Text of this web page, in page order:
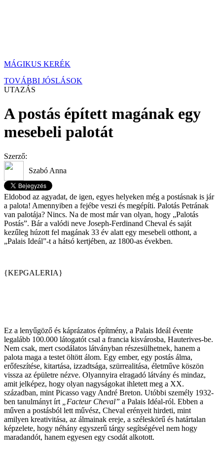
MÁGIKUS KERÉK
TOVÁBBI JÓSLÁSOK
UTAZÁS
A postás épített magának egy
mesebeli palotát
Szerző:
Szabó Anna
Eldobod az agyadat, de igen, egyes helyeken még a postásnak is jár
a palota! Amennyiben a fejébe veszi és megépíti. Palotás Petrának
van palotája? Nincs. Na de most már van olyan, hogy „Palotás
Postás”. Bár a valódi neve Joseph-Ferdinand Cheval és saját
kezűleg húzott fel magának 33 év alatt egy mesebeli otthont, a
„Palais Ideál”-t a hátsó kertjében, az 1800-as években.
{KEPGALERIA}
Ez a lenyűgöző és káprázatos építmény, a Palais Ideál évente
legalább 100.000 látogatót csal a francia kisvárosba, Hauterives-be.
Nem csak, mert csodálatos látványban részesülhetnek, hanem a
palota maga a testet öltött álom. Egy ember, egy postás álma,
erőfeszítése, kitartása, izzadtsága, szürrealitása, életműve köszön
vissza az épületre nézve. Olyannyira elragadó látvány és mindaz,
amit jelképez, hogy olyan nagyságokat ihletett meg a XX.
században, mint Picasso vagy André Breton. Utóbbi személy 1932-
ben tanulmányt írt
„Facteur Cheval” a Palais Idéal-ról. Ebben a
műven a postásból lett művész, Cheval erényeit hirdeti, mint
amilyen kreativitása, az álmainak ereje, a széleskörű és határtalan
képzelete, hogy néhány egyszerű tárgy segítségével nem hogy
maradandót, hanem egyesen egy csodát alkotott.